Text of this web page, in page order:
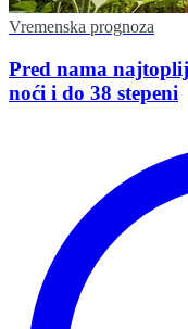
Vremenska prognoza
Pred nama
noći i do 38 stepeni